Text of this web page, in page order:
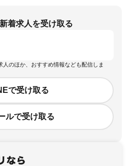
着求人を受け取る
人のほか、おすすめ情報なども配信しま
で受け取る
ルで受け取る